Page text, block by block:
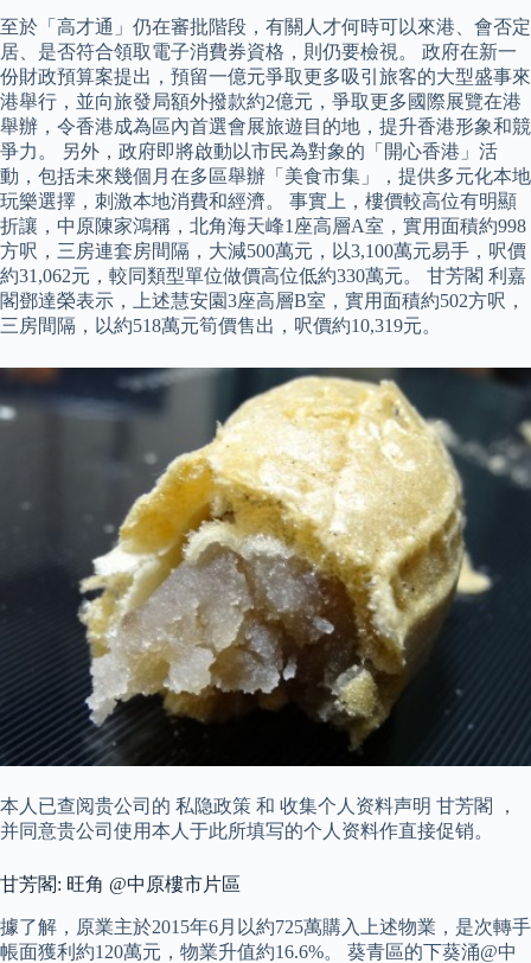
至於「高才通」仍在審批階段，有關人才何時可以來港、會否定
居、是否符合領取電子消費券資格，則仍要檢視。 政府在新一
份財政預算案提出，預留一億元爭取更多吸引旅客的大型盛事來
港舉行，並向旅發局額外撥款約2億元，爭取更多國際展覽在港
舉辦，令香港成為區內首選會展旅遊目的地，提升香港形象和競
爭力。 另外，政府即將啟動以市民為對象的「開心香港」活
動，包括未來幾個月在多區舉辦「美食市集」，提供多元化本地
玩樂選擇，刺激本地消費和經濟。 事實上，樓價較高位有明顯
折讓，中原陳家鴻稱，北角海天峰1座高層A室，實用面積約998
方呎，三房連套房間隔，大減500萬元，以3,100萬元易手，呎價
約31,062元，較同類型單位做價高位低約330萬元。 甘芳閣 利嘉
閣鄧達榮表示，上述慧安園3座高層B室，實用面積約502方呎，
三房間隔，以約518萬元筍價售出，呎價約10,319元。
本人已查阅贵公司的 私隐政策 和 收集个人资料声明 甘芳閣 ，
并同意贵公司使用本人于此所填写的个人资料作直接促销。
甘芳閣: 旺角 @中原樓市片區
據了解，原業主於2015年6月以約725萬購入上述物業，是次轉手
帳面獲利約120萬元，物業升值約16.6%。 葵青區的下葵涌@中